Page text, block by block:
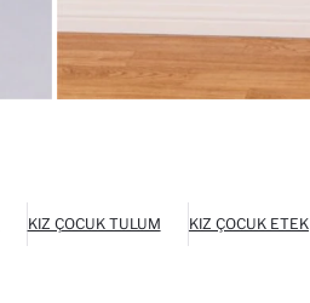
KIZ ÇOCUK TULUM KIZ ÇOCUK ETEK